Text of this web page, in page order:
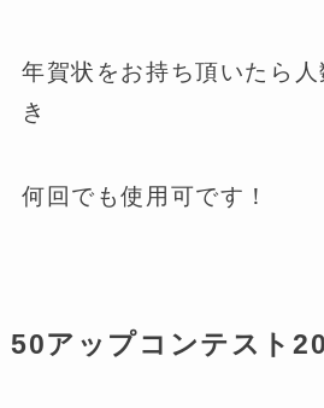
年賀状をお持ち頂いたら
き
何回でも使用可です！
50アップコンテスト